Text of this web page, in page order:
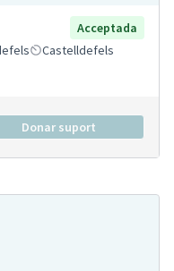
Acceptada
Castelldefels
Donar suport